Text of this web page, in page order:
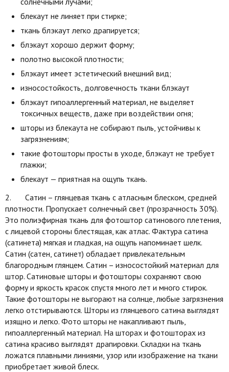
блекаут не линяет при стирке;
ткань блэкаут легко драпируется;
блэкаут хорошо держит форму;
полотно высокой плотности;
Блэкаут имеет эстетический внешний вид;
износостойкость, долговечность ткани блэкаут
блэкаут гипоаллергенный материал, не выделяет
токсичных веществ, даже при воздействии огня;
шторы из блекаута не собирают пыль, устойчивы к
загрязнениям;
такие фотошторы просты в уходе, блэкаут не требует
глажки;
блекаут — приятная на ощупь ткань.
2. Сатин – глянцевая ткань с атласным блеском, средней
плотности. Пропускает солнечный свет (прозрачность 30%).
Это полиэфирная ткань для фотоштор сатинового плетения,
с лицевой стороны блестящая, как атлас. Фактура сатина
(сатинета) мягкая и гладкая, на ощупь напоминает шелк.
Сатин (сатен, сатинет) обладает привлекательным
благородным глянцем. Сатин – износостойкий материал для
штор. Сатиновые шторы и фотошторы сохраняют свою
форму и яркость красок спустя много лет и много стирок.
Такие фотошторы не выгорают на солнце, любые загрязнения
легко отстирываются. Шторы из глянцевого сатина выглядят
изящно и легко. Фото шторы не накапливают пыль,
гипоаллергенный материал. На шторах и фотошторах из
сатина красиво выглядят драпировки. Складки на ткань
ложатся плавными линиями, узор или изображение на ткани
приобретает живой блеск.